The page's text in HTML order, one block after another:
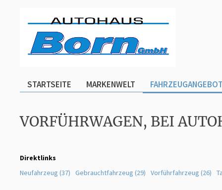
STARTSEITE MARKENWELT
VORFÜHRWAGEN, BEI
Direktlinks
Neufahrzeug (37)
Gebrauchtfahrzeug (29) Vorführfahrzeug (26)